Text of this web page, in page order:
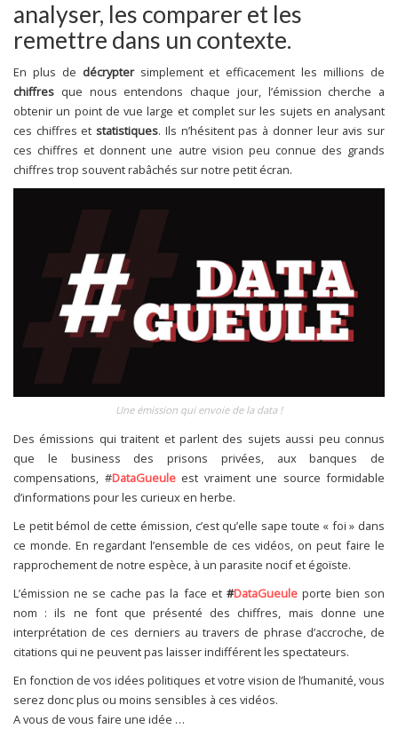
analyser, les comparer et les
remettre dans un contexte.
En plus de décryptersimplement et efficacement les millions de
chiffres que nous entendons chaque jour, l’émission cherche a
obtenir un point de vue large et complet sur les sujets en analysant
ces chiffres etstatistiques. Ils n’hésitent pas à donner leur avis sur
ces chiffres et donnent une autre vision peu connue des grands
chiffres trop souvent rabâchés sur notre petit écran.
Une émission qui envoie de la data !
Des émissions qui traitent et parlent des sujets aussi peu connus
que le business des prisons privées, aux banques de
compensations, #DataGueule est vraiment une source formidable
d’informations pour les curieux en herbe.
Le petit bémol de cette émission, c’est qu’elle sape toute « foi » dans
ce monde. En regardant l’ensemble de ces vidéos, on peut faire le
rapprochement de notre espèce, à un parasite nocif et égoïste.
L’émission ne se cache pas la face et #DataGueuleporte bien son
nom : ils ne font que présenté des chiffres, mais donne une
interprétation de ces derniers au travers de phrase d’accroche, de
citations qui ne peuvent pas laisser indifférent les spectateurs.
En fonction de vos idées politiques et votre vision de l’humanité, vous
serez donc plus ou moins sensibles à ces vidéos.
A vous de vous faire une idée …